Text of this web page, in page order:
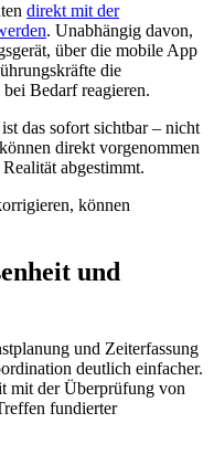
direkt mit der
. Unabhängig davon,
über die mobile App
die
Bedarf reagieren.
das sofort sichtbar – nicht
direkt vorgenommen
abgestimmt.
können
und
und Zeiterfassung
deutlich einfacher.
mit der Überprüfung von
fundierter